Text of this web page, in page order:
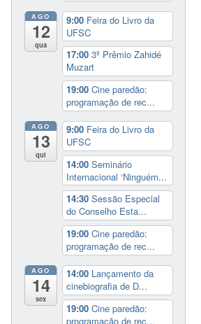
AGO
12
qua
9:00 Feira do Livro da
UFSC
17:003º Prêmio Zahidé
Muzart
19:00Cine paredão:
programação de rec...
AGO
13
qui
9:00 Feira do Livro da
UFSC
14:00Seminário
Internacional ‘Ninguém...
14:30Sessão Especial
do Conselho Esta...
19:00Cine paredão:
programação de rec...
AGO
14
sex
14:00 Lançamento da
cinebiografia de D...
19:00Cine paredão:
programação de rec...